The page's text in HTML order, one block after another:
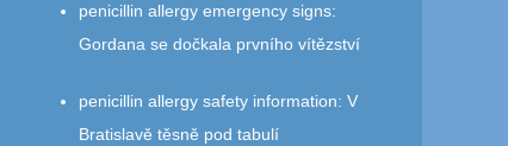
penicillin allergy emergency signs:
Gordana se dočkala prvního vítězství
penicillin allergy safety information: V
Bratislavě těsně pod tabulí